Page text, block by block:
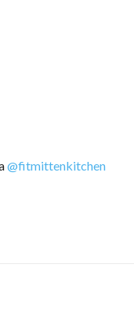
@fitmittenkitchen